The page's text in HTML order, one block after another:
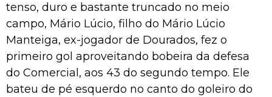
tenso, duro e bastante truncado no meio
campo, Mário Lúcio, filho do Mário Lúcio
Manteiga, ex-jogador de Dourados, fez o
primeiro gol aproveitando bobeira da defesa
do Comercial, aos 43 do segundo tempo. Ele
bateu de pé esquerdo no canto do goleiro do